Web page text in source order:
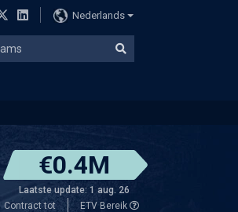
Nederlands
€0.4M
Laatste update: 1 aug. 26
Contract tot
ETV Bereik